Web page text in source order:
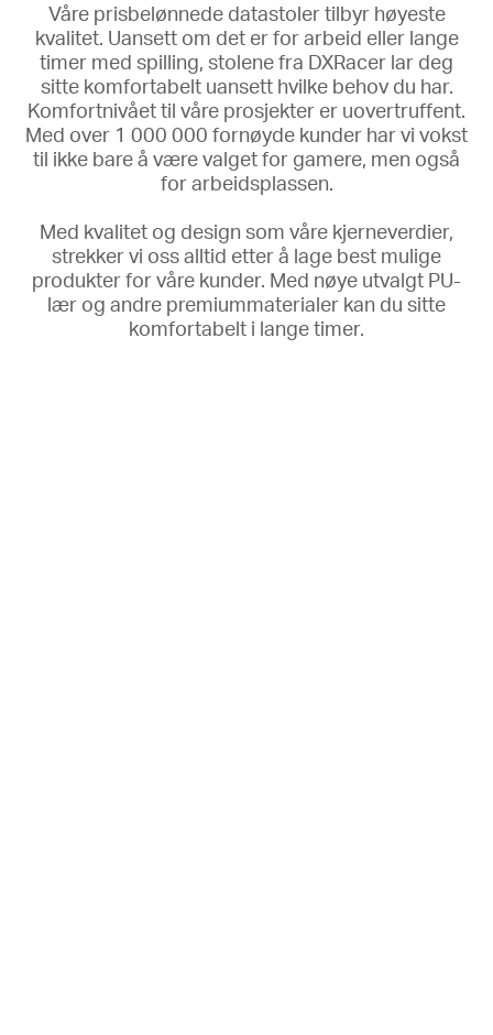
Våre prisbelønnede datastoler tilbyr høyeste
kvalitet. Uansett om det er for arbeid eller lange
timer med spilling, stolene fra DXRacer lar deg
sitte komfortabelt uansett hvilke behov du har.
Komfortnivået til våre prosjekter er uovertruffent.
Med over 1 000 000 fornøyde kunder har vi vokst
til ikke bare å være valget for gamere, men også
for arbeidsplassen.
Med kvalitet og design som våre kjerneverdier,
strekker vi oss alltid etter å lage best mulige
produkter for våre kunder. Med nøye utvalgt PU-
lær og andre premiummaterialer kan du sitte
komfortabelt i lange timer.